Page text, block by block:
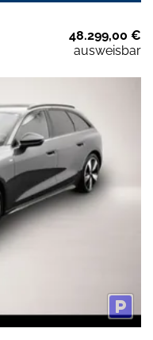
48.299,00 €
ausweisbar